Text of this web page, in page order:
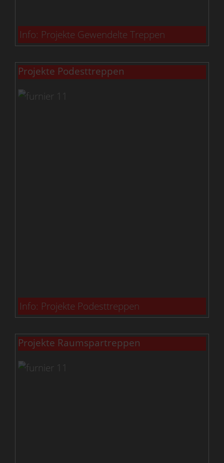
Info: Projekte Gewendelte Treppen
Projekte Podesttreppen
Info: Projekte Podesttreppen
Projekte Raumspartreppen